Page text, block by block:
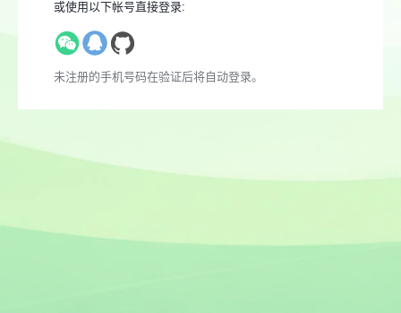
或使用以下帐号直接登录:
未注册的手机号码在验证后将自动登录。